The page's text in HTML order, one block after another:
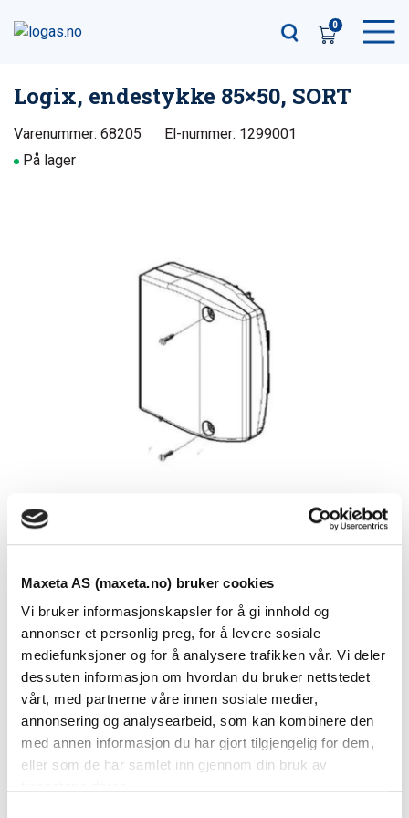
Maxeta AS (maxeta.no) bruker cookies
Vi bruker informasjonskapsler for å gi innhold og
annonser et personlig preg, for å levere sosiale
mediefunksjoner og for å analysere trafikken vår. Vi deler
dessuten informasjon om hvordan du bruker nettstedet
vårt, med partnerne våre innen sosiale medier,
annonsering og analysearbeid, som kan kombinere den
med annen informasjon du har gjort tilgjengelig for dem,
eller som de har samlet inn gjennom din bruk av
0
Logix, endestykke 85x50, SORT
Se dokumenter
Logix, endestykke 85×50, SORT
Dokumenter
Logix, endestykke 85×50, SORT
Varenummer: 68205
El-nummer: 1299001
På lager